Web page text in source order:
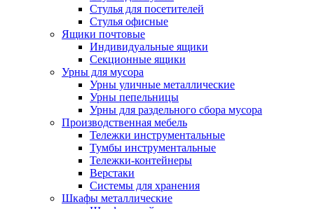
Стулья для посетителей
Стулья офисные
Ящики почтовые
Индивидуальные ящики
Секционные ящики
Урны для мусора
Урны уличные металлические
Урны пепельницы
Урны для раздельного сбора мусора
Производственная мебель
Тележки инструментальные
Тумбы инструментальные
Тележки-контейнеры
Верстаки
Системы для хранения
Шкафы металлические